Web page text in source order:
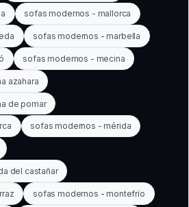
sofas modernos - mallorca
sofas modernos - marbella
sofas modernos - mecina
azahara
de pomar
sofas modernos - mérida
del castañar
sofas modernos - montefrío